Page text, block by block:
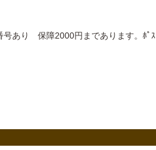
号あり 保障2000円まであります。ﾎﾟｽ